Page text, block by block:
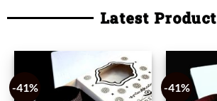
Latest Product
-41% -41%